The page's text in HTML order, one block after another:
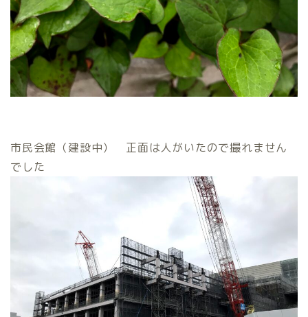
市民会館（建設中） 正面は人がいたので撮れません
でした